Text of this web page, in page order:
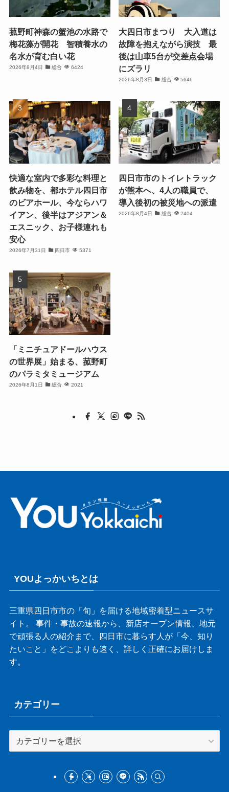
菰野町神森の蟹池の水路で
梅花藻が開花 智積養水の
名水が育む白い花
2026年8月4日 総合 6424
大四日市まつり 大入道は
故障を抱えながら演技 最
後は山車5台が交差点会場
にズラリ
2026年8月3日 総合 5646
快適な室内で多彩な料理と
飲み物を、都ホテル四日市
のビアホール、今ならハワ
イアン、後半はアジアン＆
エスニック、お子様連れも
安心
2026年7月31日 四日市 5371
四日市市のトイレトラック
が熊本へ、4人の職員で、
導入後初の被災地への派遣
2026年8月4日 総合 2404
「ミニチュアドールハウス
の世界展」始まる、菰野町
のパラミタミュージアム
2026年8月1日 総合 2021
YOUよっかいちとは
三重県四日市市の「旬」を届ける地域密着型ニュースサ
イト。 事件・事故の速報から、新店オープン情報、地元
で頑張る人の紹介まで、四日市に暮らす人が「今、知り
たいこと」をどこよりも速く、詳しく正確にお届けしま
す。
カテゴリー
テ